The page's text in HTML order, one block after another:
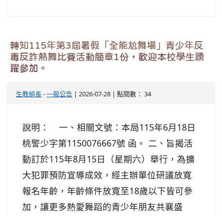
轉知115年第3屆暑假「全能尬舞場」青少年反
毒反詐熱舞比賽活動簡章1份，歡迎本校學生踴
躍參加。
生教組長-一般公告 | 2026-07-28 | 點閱數： 34
說明： 一、相關文號：本局115年6月18日
桃警少字第1150076667號 函。 二、旨揭活
動訂於115年8月15日（星期六）舉行，為擴
大犯罪預防宣導成效，經主辦單位研議放寬
報名年齡，年齡條件放寬至18歲以下皆可參
加，讓更多熱愛舞蹈的青少年朋友共襄盛